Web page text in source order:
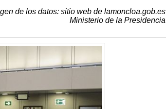
de los datos: sitio web de lamoncloa.gob.es
Ministerio de la Presidencia